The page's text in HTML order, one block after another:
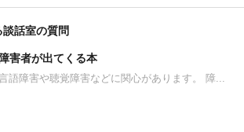
話室の質問
障害者が出てくる本
語障害や聴覚障害などに関心があります。 障...